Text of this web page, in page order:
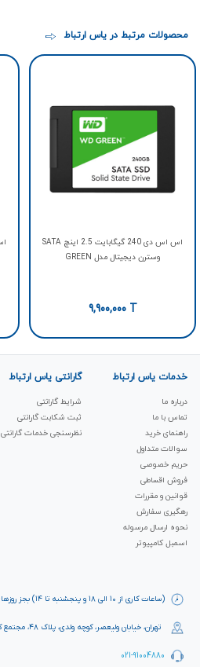
محصولات مرتبط در یاس ارتباط
اس اس دی 240 گیگابایت 2.5 اینچ SATA
وسترن دیجیتال مدل GREEN
9,900,000T
(ساعات کاری از ۱۰ الی ۱۸ و پنجشنبه تا ۱۴) بجز روزهای تعطیل
تهران، خیابان ولیعصر، کوچه ولدی، پلاک ۴۸، مجتمع کامپیوتر ولیعصر، طبقه اول، واحد ۴
021-91004880
خدمات یاس ارتباط
درباره ما
تماس با ما
راهنمای خرید
سوالات متداول
حریم خصوصی
فروش اقساطی
قوانین و مقررات
رهگیری سفارش
نحوه ارسال مرسوله
اسمبل کامپیوتر
گارانتی یاس ارتباط
شرایط گارانتی
ثبت شکابت‌ گارانتی
نظرسنجی خدمات گارانتی